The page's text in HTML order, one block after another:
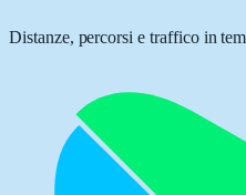
Distanze, percorsi e traffico in